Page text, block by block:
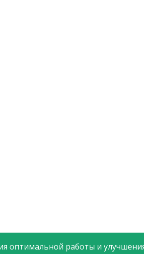
оптимальной работы и